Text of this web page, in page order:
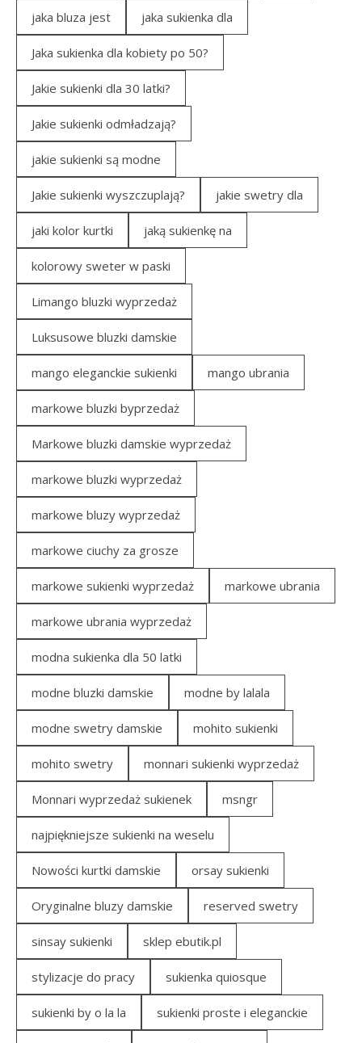
jaka bluza jest jaka sukienka dla
Jaka sukienka dla kobiety po 50?
Jakie sukienki dla 30 latki?
Jakie sukienki odmładzają?
jakie sukienki są modne
Jakie sukienki wyszczuplają? jakie swetry dla
jaki kolor kurtki jaką sukienkę na
kolorowy sweter w paski
Limango bluzki wyprzedaż
Luksusowe bluzki damskie
mango eleganckie sukienki mango ubrania
markowe bluzki byprzedaż
Markowe bluzki damskie wyprzedaż
markowe bluzki wyprzedaż
markowe bluzy wyprzedaż
markowe ciuchy za grosze
markowe sukienki wyprzedaż markowe ubrania
markowe ubrania wyprzedaż
modna sukienka dla 50 latki
modne bluzki damskie modne by lalala
modne swetry damskie mohito sukienki
mohito swetry monnari sukienki wyprzedaż
Monnari wyprzedaż sukienek msngr
najpiękniejsze sukienki na weselu
Nowości kurtki damskie orsay sukienki
Oryginalne bluzy damskie reserved swetry
sinsay sukienki sklep ebutik.pl
stylizacje do pracy sukienka quiosque
sukienki by o la la sukienki proste i eleganckie